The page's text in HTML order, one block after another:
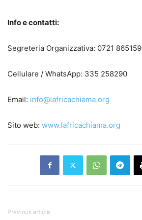
Info e contatti:
Segreteria Organizzativa: 0721 865159
Cellulare / WhatsApp: 335 258290
Email: info@lafricachiama.org
Sito web: www.lafricachiama.org
Previous article